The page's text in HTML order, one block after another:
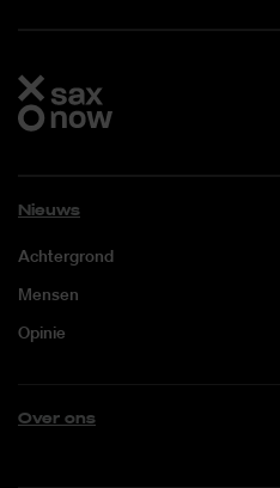
Nieuws
Achtergrond
Mensen
Opinie
Over ons